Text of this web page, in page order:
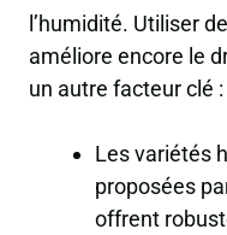
l’humidité. Utiliser
améliore encore le
un autre facteur clé :
Les variétés
proposées
offrent